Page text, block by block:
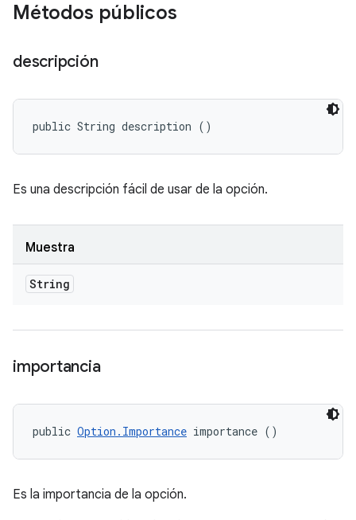
Métodos públicos
descripción
public String description ()
Es una descripción fácil de usar de la opción.
Muestra
String
importancia
public Option.Importance importance ()
Es la importancia de la opción.